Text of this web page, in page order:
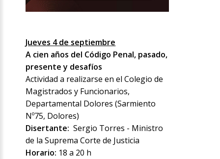
Jueves 4 de septiembre
A cien años del Código Penal, pasado,
presente y desafíos
Actividad a realizarse en el Colegio de
Magistrados y Funcionarios,
Departamental Dolores (Sarmiento
Nº75, Dolores)
Disertante: Sergio Torres - Ministro
de la Suprema Corte de Justicia
Horario: 18 a 20 h